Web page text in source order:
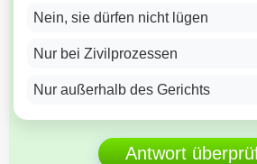
Nein, sie dürfen nicht lügen
Nur bei Zivilprozessen
Nur außerhalb des Gerichts
Antwort